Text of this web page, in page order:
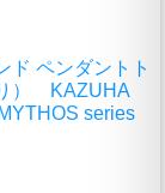
ド ペンダントト
） KAZUHA
series